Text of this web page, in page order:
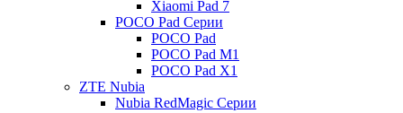
Xiaomi Pad 7
POCO Pad Серии
POCO Pad
POCO Pad M1
POCO Pad X1
ZTE Nubia
Nubia RedMagic Серии